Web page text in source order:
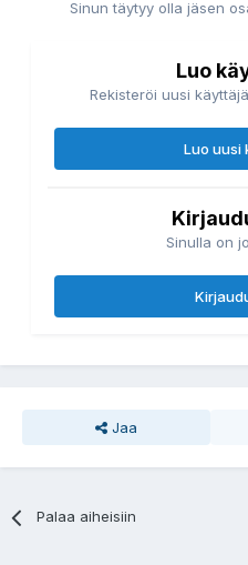
Sinun täytyy olla jäsen
Luo
Rekisteröi uusi
Luo uusi
Sinulla on
Jaa
Palaa aiheisiin